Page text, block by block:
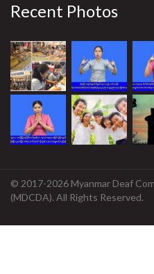
Recent Photos
© 2017-2026 Myanmar Deaf
(MDCDA). All Rights Reserved.